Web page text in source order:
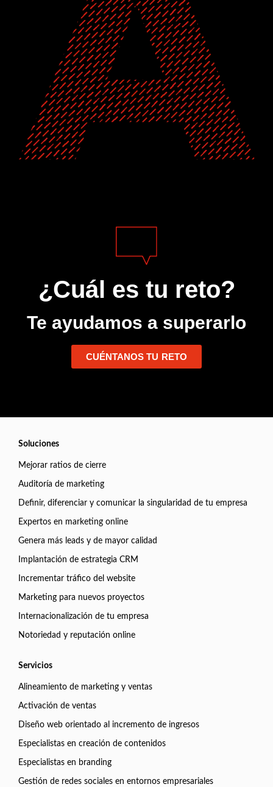
¿Cuál es tu reto?
Te ayudamos a superarlo
CUÉNTANOS TU RETO
Soluciones
Mejorar ratios de cierre
Auditoría de marketing
Definir, diferenciar y comunicar la singularidad de tu empresa
Expertos en marketing online
Genera más leads y de mayor calidad
Implantación de estrategia CRM
Incrementar tráfico del website
Marketing para nuevos proyectos
Internacionalización de tu empresa
Notoriedad y reputación online
Servicios
Alineamiento de marketing y ventas
Activación de ventas
Diseño web orientado al incremento de ingresos
Especialistas en creación de contenidos
Especialistas en branding
Gestión de redes sociales en entornos empresariales